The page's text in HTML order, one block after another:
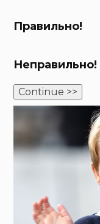
Правильно!
Неправильно!
Continue >>